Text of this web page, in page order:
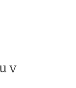
v